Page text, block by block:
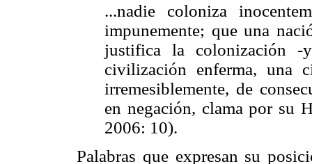
...nadie coloniza
impunemente; que una
justifica la colonización
civilización enferma, una
irremesiblemente, de
en negación, clama por su
2006: 10).
Palabras que expresan su